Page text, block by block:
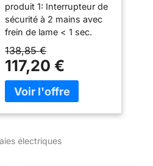
Longueur de coupe
67 cm) & Zenitech -
Prolongateur 16A
HO5VV-F 2x1,5
Orange 25m
produit 1: Interrupteur de
sécurité à 2 mains avec
frein de lame < 1 sec.
produit 1: Lames en acier
découpées au laser et
affûtées au diamant
produit 1: Engrenage
métallique pour une
produit 2: Couleur:
138,85 €
117,20 €
électriques